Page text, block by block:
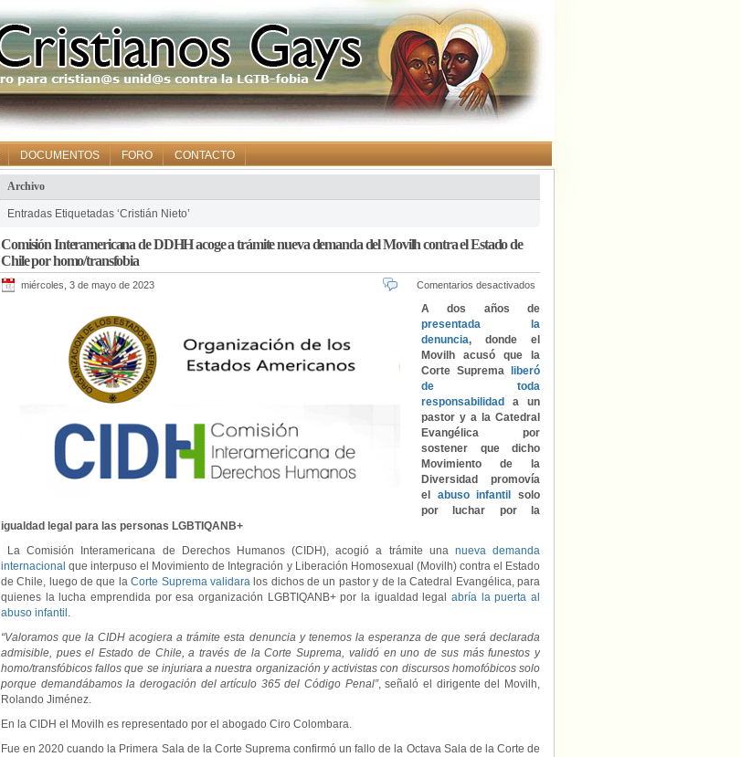
DOCUMENTOS FORO CONTACTO
Archivo
Entradas Etiquetadas ‘Cristián Nieto’
Comisión Interamericana de DDHH acoge a trámite nueva demanda del Movilh contra el Estado de
Chile por homo/transfobia
miércoles, 3 de mayo de 2023 Comentarios desactivados
A dos años de
presentada la
denuncia, donde el
Movilh acusó que la
Corte Suprema
liberó
de toda
responsabilidad
a un
pastor y a la Catedral
Evangélica por
sostener que dicho
Movimiento de la
Diversidad promovía
el abuso infantil
solo
por luchar por la
igualdad legal para las personas LGBTIQANB+
La Comisión Interamericana de Derechos Humanos (CIDH), acogió a trámite una nueva demanda
internacional que interpuso el Movimiento de Integración y Liberación Homosexual (Movilh) contra el Estado
de Chile, luego de que laCorte Suprema validaralos dichos de un pastor y de la Catedral Evangélica, para
quienes la lucha emprendida por esa organización LGBTIQANB+ por la igualdad legal abría la puerta al
abuso infantil .
“Valoramos que la CIDH acogiera a trámite esta denuncia y tenemos la esperanza de que será declarada
admisible, pues el Estado de Chile, a través de la Corte Suprema, validó en uno de sus más funestos y
homo/transfóbicos fallos que se injuriara a nuestra organización y activistas con discursos homofóbicos solo
porque demandábamos la derogación del artículo 365 del Código Penal”, señaló el dirigente del Movilh,
Rolando Jiménez.
En la CIDH el Movilh es representado por el abogado Ciro Colombara.
Fue en 2020 cuando la Primera Sala de la Corte Suprema confirmó un fallo de la Octava Sala de la Corte de